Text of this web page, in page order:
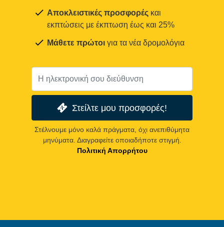
Αποκλειστικές προσφορές και
εκπτώσεις με έκπτωση έως και 25%
Μάθετε πρώτοι για τα νέα δρομολόγια
Στείλτε μου προσφορές!
Στέλνουμε μόνο καλά πράγματα, όχι ανεπιθύμητα
μηνύματα. Διαγραφείτε οποιαδήποτε στιγμή.
Πολιτική Απορρήτου